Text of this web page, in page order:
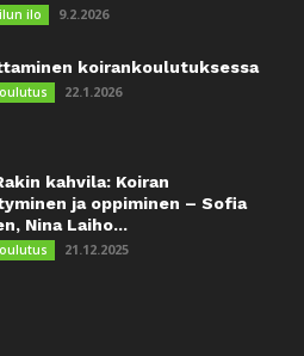
ilo 9.2.2026
koirankoulutuksessa
22.1.2026
kahvila: Koiran
ja oppiminen – Sofia
Nina Laiho...
21.12.2025